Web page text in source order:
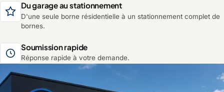
Du garage au stationnement
D'une seule borne résidentielle à un stationnement complet de
bornes.
Soumission rapide
Réponse rapide à votre demande.